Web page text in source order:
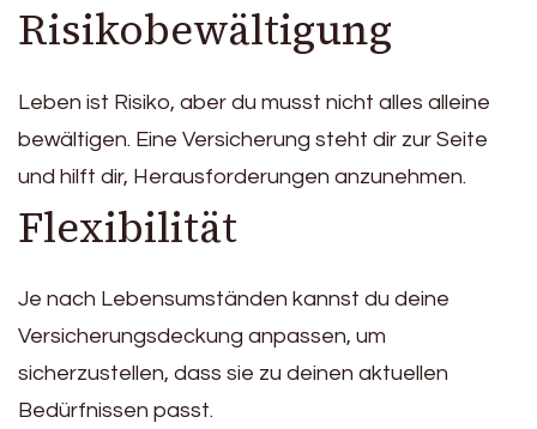
Risikobewältigung
Leben ist Risiko, aber du musst nicht alles alleine
bewältigen. Eine Versicherung steht dir zur Seite
und hilft dir, Herausforderungen anzunehmen.
Flexibilität
Je nach Lebensumständen kannst du deine
Versicherungsdeckung anpassen, um
sicherzustellen, dass sie zu deinen aktuellen
Bedürfnissen passt.